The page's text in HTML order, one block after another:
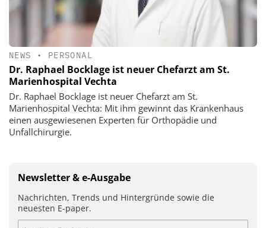
NEWS • PERSONAL
Dr. Raphael Bocklage ist neuer Chefarzt am St.
Marienhospital Vechta
Dr. Raphael Bocklage ist neuer Chefarzt am St.
Marienhospital Vechta: Mit ihm gewinnt das Krankenhaus
einen ausgewiesenen Experten für Orthopädie und
Unfallchirurgie.
Newsletter & e-Ausgabe
Nachrichten, Trends und Hintergründe sowie die
neuesten E-paper.